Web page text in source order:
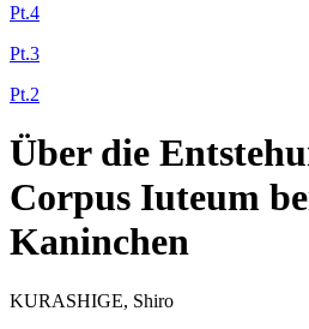
Pt.4
Pt.3
Pt.2
Über die
Corpus Iuteum
Kaninchen
KURASHIGE, Shiro